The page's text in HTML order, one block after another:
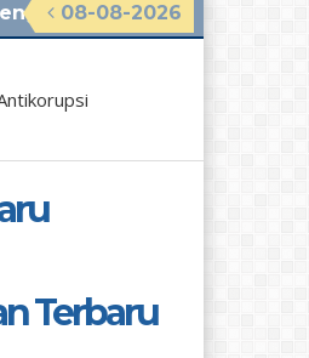
08-08-2026
Terbaru